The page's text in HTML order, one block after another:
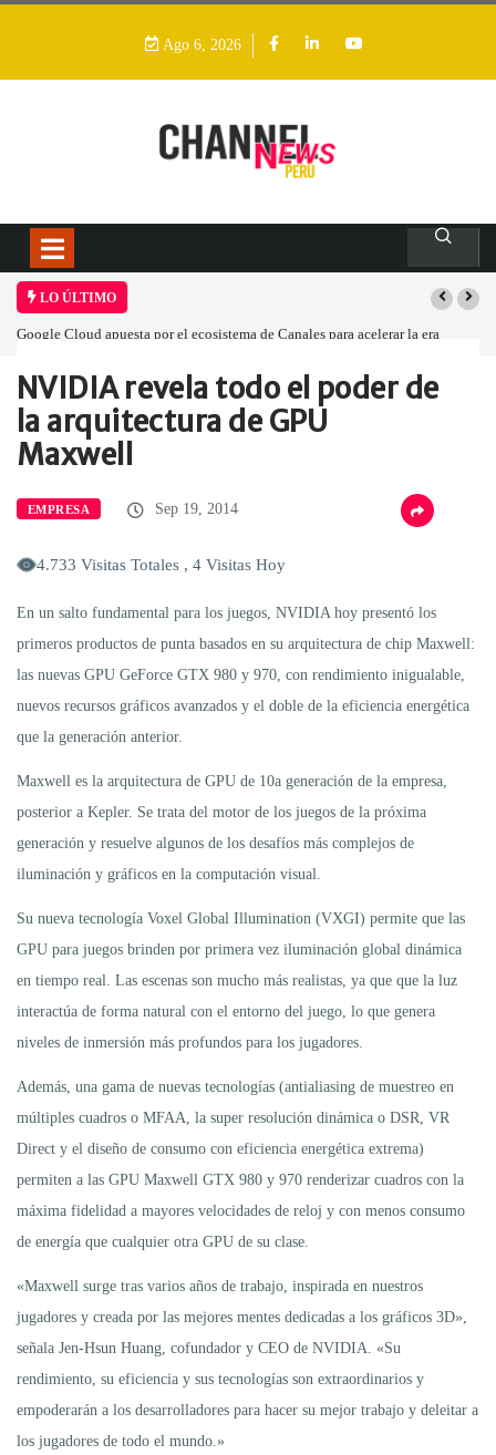
Ago 6, 2026
LO ÚLTIMO
era Las causas del impulso al alza en el precio de las placas base
Home Empresa NVIDIA revela todo…
NVIDIA revela todo el poder de
la arquitectura de GPU
Maxwell
EMPRESA Sep 19, 2014
4.733 Visitas Totales , 4 Visitas Hoy
En un salto fundamental para los juegos, NVIDIA hoy presentó los
primeros productos de punta basados en su arquitectura de chip Maxwell:
las nuevas GPU GeForce GTX 980 y 970, con rendimiento inigualable,
nuevos recursos gráficos avanzados y el doble de la eficiencia energética
que la generación anterior.
Maxwell es la arquitectura de GPU de 10a generación de la empresa,
posterior a Kepler. Se trata del motor de los juegos de la próxima
generación y resuelve algunos de los desafíos más complejos de
iluminación y gráficos en la computación visual.
Su nueva tecnología Voxel Global Illumination (VXGI) permite que las
GPU para juegos brinden por primera vez iluminación global dinámica
en tiempo real. Las escenas son mucho más realistas, ya que que la luz
interactúa de forma natural con el entorno del juego, lo que genera
niveles de inmersión más profundos para los jugadores.
Además, una gama de nuevas tecnologías (antialiasing de muestreo en
múltiples cuadros o MFAA, la super resolución dinámica o DSR, VR
Direct y el diseño de consumo con eficiencia energética extrema)
permiten a las GPU Maxwell GTX 980 y 970 renderizar cuadros con la
máxima fidelidad a mayores velocidades de reloj y con menos consumo
de energía que cualquier otra GPU de su clase.
«Maxwell surge tras varios años de trabajo, inspirada en nuestros
jugadores y creada por las mejores mentes dedicadas a los gráficos 3D»,
señala Jen-Hsun Huang, cofundador y CEO de NVIDIA. «Su
rendimiento, su eficiencia y sus tecnologías son extraordinarios y
empoderarán a los desarrolladores para hacer su mejor trabajo y deleitar a
los jugadores de todo el mundo.»